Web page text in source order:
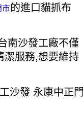
市的進口貓抓布
南沙發工廠不僅
潔服務,想要維持